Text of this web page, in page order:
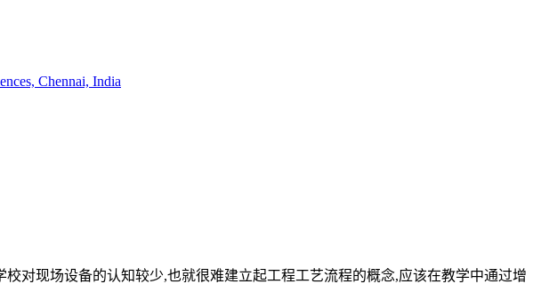
Chennai, India
对现场设备的认知较少,也就很难建立起工程工艺流程的概念,应该在教学中通过增